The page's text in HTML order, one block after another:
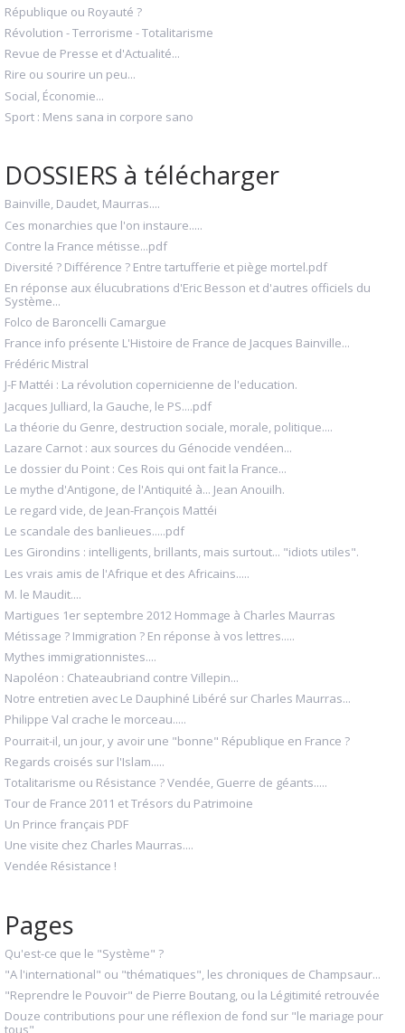
République ou Royauté ?
Révolution - Terrorisme - Totalitarisme
Revue de Presse et d'Actualité...
Rire ou sourire un peu...
Social, Économie...
Sport : Mens sana in corpore sano
DOSSIERS à télécharger
Bainville, Daudet, Maurras....
Ces monarchies que l'on instaure.....
Contre la France métisse...pdf
Diversité ? Différence ? Entre tartufferie et piège mortel.pdf
En réponse aux élucubrations d'Eric Besson et d'autres officiels du
Système...
Folco de Baroncelli Camargue
France info présente L'Histoire de France de Jacques Bainville...
Frédéric Mistral
J-F Mattéi : La révolution copernicienne de l'education.
Jacques Julliard, la Gauche, le PS....pdf
La théorie du Genre, destruction sociale, morale, politique....
Lazare Carnot : aux sources du Génocide vendéen...
Le dossier du Point : Ces Rois qui ont fait la France...
Le mythe d'Antigone, de l'Antiquité à... Jean Anouilh.
Le regard vide, de Jean-François Mattéi
Le scandale des banlieues.....pdf
Les Girondins : intelligents, brillants, mais surtout... "idiots utiles".
Les vrais amis de l'Afrique et des Africains.....
M. le Maudit....
Martigues 1er septembre 2012 Hommage à Charles Maurras
Métissage ? Immigration ? En réponse à vos lettres.....
Mythes immigrationnistes....
Napoléon : Chateaubriand contre Villepin...
Notre entretien avec Le Dauphiné Libéré sur Charles Maurras...
Philippe Val crache le morceau.....
Pourrait-il, un jour, y avoir une "bonne" République en France ?
Regards croisés sur l'Islam.....
Totalitarisme ou Résistance ? Vendée, Guerre de géants.....
Tour de France 2011 et Trésors du Patrimoine
Un Prince français PDF
Une visite chez Charles Maurras....
Vendée Résistance !
Pages
Qu'est-ce que le "Système" ?
"A l'international" ou "thématiques", les chroniques de Champsaur...
"Reprendre le Pouvoir" de Pierre Boutang, ou la Légitimité retrouvée
Douze contributions pour une réflexion de fond sur "le mariage pour